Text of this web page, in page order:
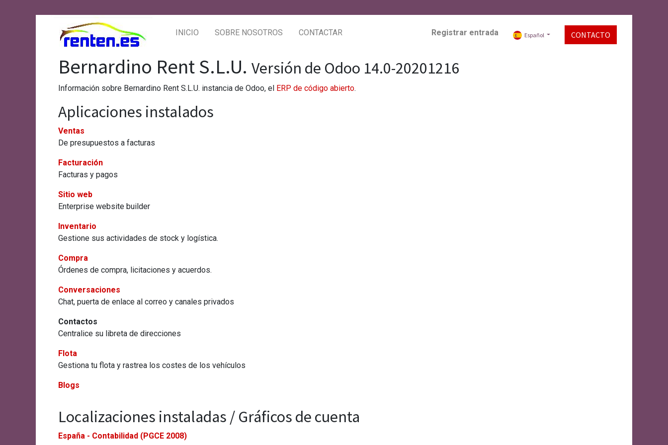
INICIO SOBRE NOSOTROS CONTACTAR Registrar entrada Español CONTACTO
Bernardino Rent S.L.U. Versión de Odoo 14.0-20201216
Información sobre Bernardino Rent S.L.U. instancia de Odoo, el ERP de código abierto.
Aplicaciones instalados
Ventas
De presupuestos a facturas
Facturación
Facturas y pagos
Sitio web
Enterprise website builder
Inventario
Gestione sus actividades de stock y logística.
Compra
Órdenes de compra, licitaciones y acuerdos.
Conversaciones
Chat, puerta de enlace al correo y canales privados
Contactos
Centralice su libreta de direcciones
Flota
Gestiona tu flota y rastrea los costes de los vehículos
Blogs
Localizaciones instaladas / Gráficos de cuenta
España - Contabilidad (PGCE 2008)